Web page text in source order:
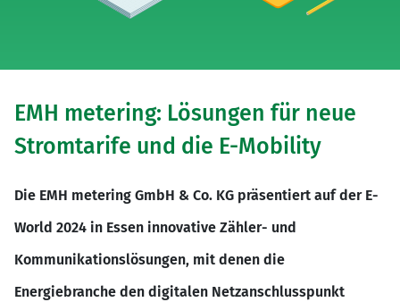
EMH metering: Lösungen für neue
Stromtarife und die E-Mobility
Die EMH metering GmbH & Co. KG präsentiert auf der E-
World 2024 in Essen innovative Zähler- und
Kommunikationslösungen, mit denen die
Energiebranche den digitalen Netzanschlusspunkt